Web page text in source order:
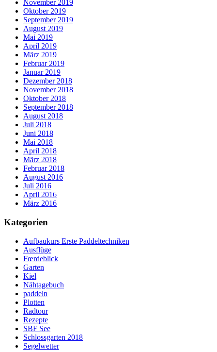
November 2019
Oktober 2019
September 2019
August 2019
Mai 2019
April 2019
März 2019
Februar 2019
Januar 2019
Dezember 2018
November 2018
Oktober 2018
September 2018
August 2018
Juli 2018
Juni 2018
Mai 2018
April 2018
März 2018
Februar 2018
August 2016
Juli 2016
April 2016
März 2016
Kategorien
Aufbaukurs Erste Paddeltechniken
Ausflüge
Fœrdeblick
Garten
Kiel
Nähtagebuch
paddeln
Plotten
Radtour
Rezepte
SBF See
Schlossgarten 2018
Segelwetter